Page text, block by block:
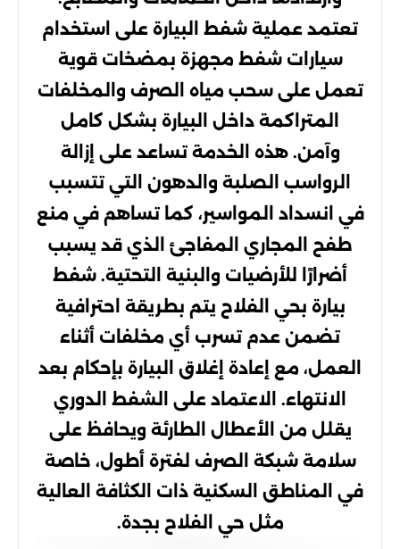
تعتمد عملية شفط البيارة على استخدام
سيارات شفط مجهزة بمضخات قوية
تعمل على سحب مياه الصرف والمخلفات
المتراكمة داخل البيارة بشكل كامل
وآمن. هذه الخدمة تساعد على إزالة
الرواسب الصلبة والدهون التي تتسبب
في انسداد المواسير، كما تساهم في منع
طفح المجاري المفاجئ الذي قد يسبب
أضرارًا للأرضيات والبنية التحتية. شفط
بيارة بحي الفلاح يتم بطريقة احترافية
تضمن عدم تسرب أي مخلفات أثناء
العمل، مع إعادة إغلاق البيارة بإحكام بعد
الانتهاء. الاعتماد على الشفط الدوري
يقلل من الأعطال الطارئة ويحافظ على
سلامة شبكة الصرف لفترة أطول، خاصة
في المناطق السكنية ذات الكثافة العالية
مثل حي الفلاح بجدة.